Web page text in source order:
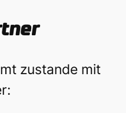
zustande mit